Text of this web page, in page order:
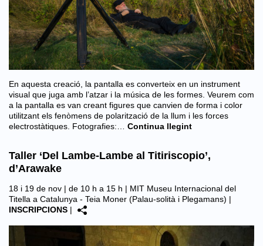
En aquesta creació, la pantalla es converteix en un instrument
visual que juga amb l’atzar i la música de les formes. Veurem com
a la pantalla es van creant figures que canvien de forma i color
utilitzant els fenòmens de polarització de la llum i les forces
electrostàtiques. Fotografies:…
Continua llegint
Taller ‘Del Lambe-Lambe al Titiriscopio’,
d’Arawake
18 i 19 de nov | de 10 h a 15 h | MIT Museu Internacional del
Titella a Catalunya - Teia Moner (Palau-solità i Plegamans) |
INSCRIPCIONS |